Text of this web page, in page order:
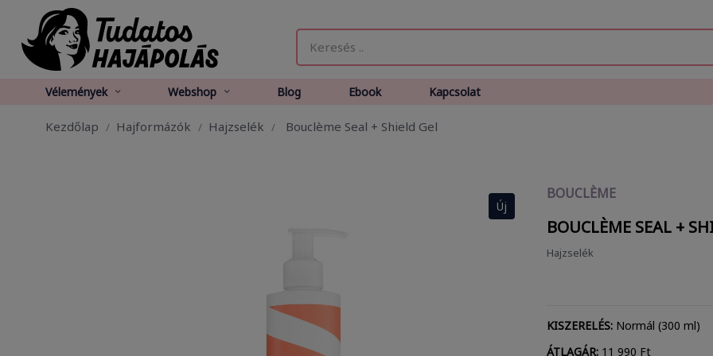
Vélemények Webshop Blog Ebook Kapcsolat
Kezdőlap Hajformázók Hajzselék Bouclème Seal + Shield Gel
Új
BOUCLÈME
BOUCLÈME SEAL +
Hajzselék
KISZERELÉS: Normál (300 ml)
ÁTLAGÁR: 11 990 Ft